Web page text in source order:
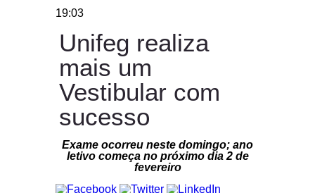
19:03
Unifeg realiza
mais um
Vestibular com
sucesso
Exame ocorreu neste domingo; ano
letivo começa no próximo dia 2 de
fevereiro